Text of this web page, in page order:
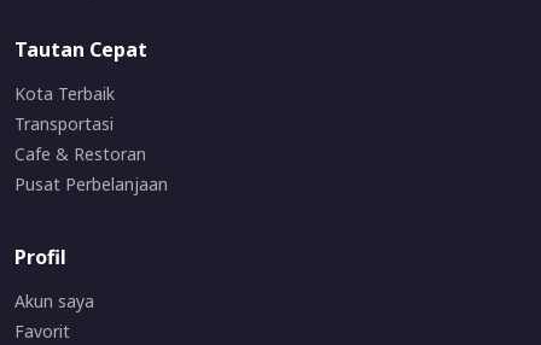
Tautan Cepat
Kota Terbaik
Transportasi
Cafe & Restoran
Pusat Perbelanjaan
Profil
Akun saya
Favorit